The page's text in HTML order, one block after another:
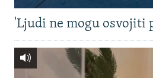
'Ljudi ne mogu osvojiti